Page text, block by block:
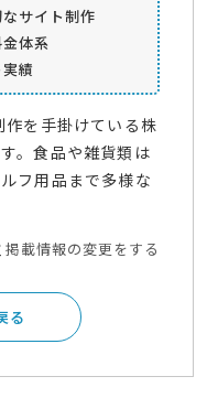
サイト制作
体系
績
を手掛けている株
。食品や雑貨類は
フ用品まで多様な
掲載情報の変更をする
る